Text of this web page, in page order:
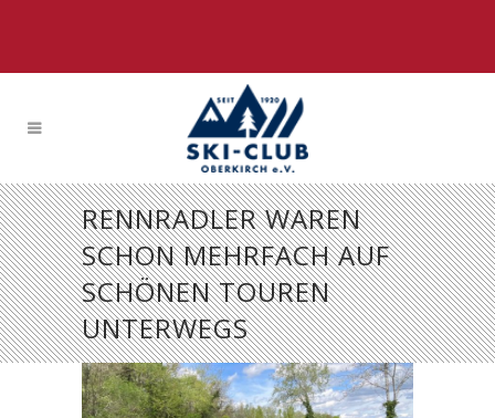
RENNRADLER WAREN
SCHON MEHRFACH AUF
SCHÖNEN TOUREN
UNTERWEGS